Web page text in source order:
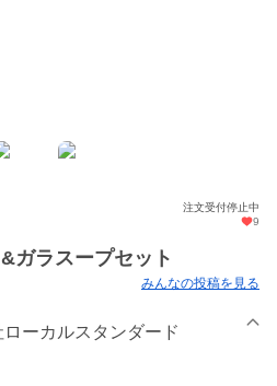
注文受付停止中
9
ガラスープセット
みんなの投稿を見る
ーカルスタンダード